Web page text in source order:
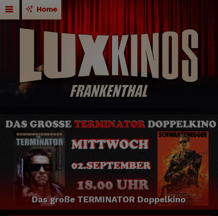
Home
Das große TERMINATOR Doppelkino